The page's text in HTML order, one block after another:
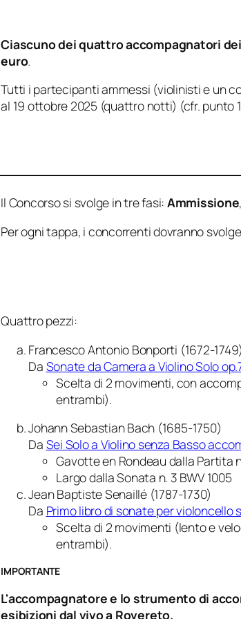
Ciascuno dei quattro accompagnatori
euro.
Tutti i partecipanti ammessi (violinisti e un
al 19 ottobre 2025 (quattro notti) (cfr. punto
Il Concorso si svolge in tre fasi: Ammissione,
Per ogni tappa, i concorrenti dovranno
Quattro pezzi:
Francesco Antonio Bonporti (1672-1749)
Da Sonate da Camera a Violino Solo
Scelta di 2 movimenti, con
entrambi).
Johann Sebastian Bach (1685-1750)
Da Sei Solo a Violino senza Basso
Gavotte en Rondeau dalla Partita
Largodalla Sonata n. 3 BWV 1005
Jean Baptiste Senaillé (1787-1730)
Da Primo libro di sonate per violoncello
Scelta di 2 movimenti (lento e
entrambi).
IMPORTANTE
L'accompagnatore e lo strumento di
esibizioni dal vivo a Rovereto.